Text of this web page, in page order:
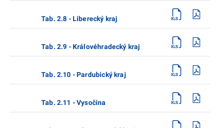
Tab. 2.8 - Liberecký kraj
Tab. 2.9 - Královéhradecký kraj
Tab. 2.10 - Pardubický kraj
Tab. 2.11 - Vysočina